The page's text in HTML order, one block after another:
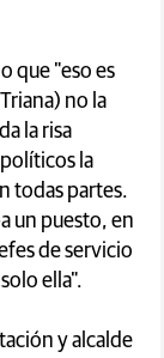
que "eso es
no la
la risa
la
todas partes.
un puesto, en
de servicio
ella".
y alcalde